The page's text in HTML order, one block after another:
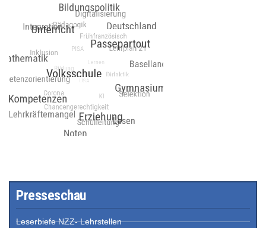
Presseschau
Leserbiefe NZZ- Lehrstellen